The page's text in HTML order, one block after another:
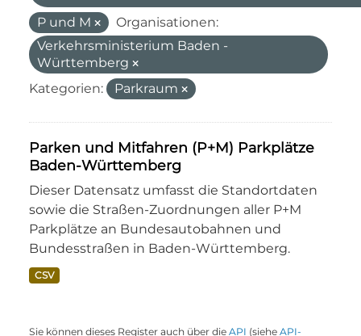
P und M
Organisationen:
Verkehrsministerium Baden -
Württemberg
Kategorien:
Parkraum
Parken und Mitfahren (P+M) Parkplätze
Baden-Württemberg
Dieser Datensatz umfasst die Standortdaten
sowie die Straßen-Zuordnungen aller P+M
Parkplätze an Bundesautobahnen und
Bundesstraßen in Baden-Württemberg.
CSV
Sie können dieses Register auch über die API (siehe API-